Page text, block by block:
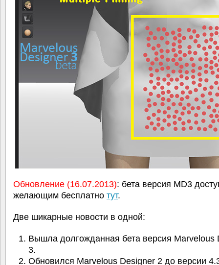
Обновление (16.07.2013): бета версия MD3
желающим бесплатно тут.
Две шикарные новости в одной:
Вышла долгожданная бета версия Marvelous
3.
Обновился Marvelous Designer 2 до версии